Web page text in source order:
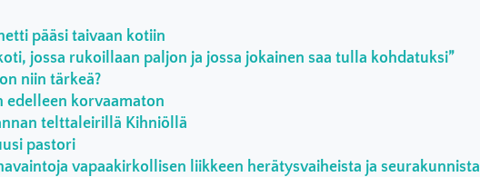
pääsi taivaan kotiin
jossa rukoillaan paljon ja jossa jokainen saa tulla kohdatuksi”
niin tärkeä?
edelleen korvaamaton
telttaleirillä Kihniöllä
pastori
vapaakirkollisen liikkeen herätysvaiheista ja seurakunnista